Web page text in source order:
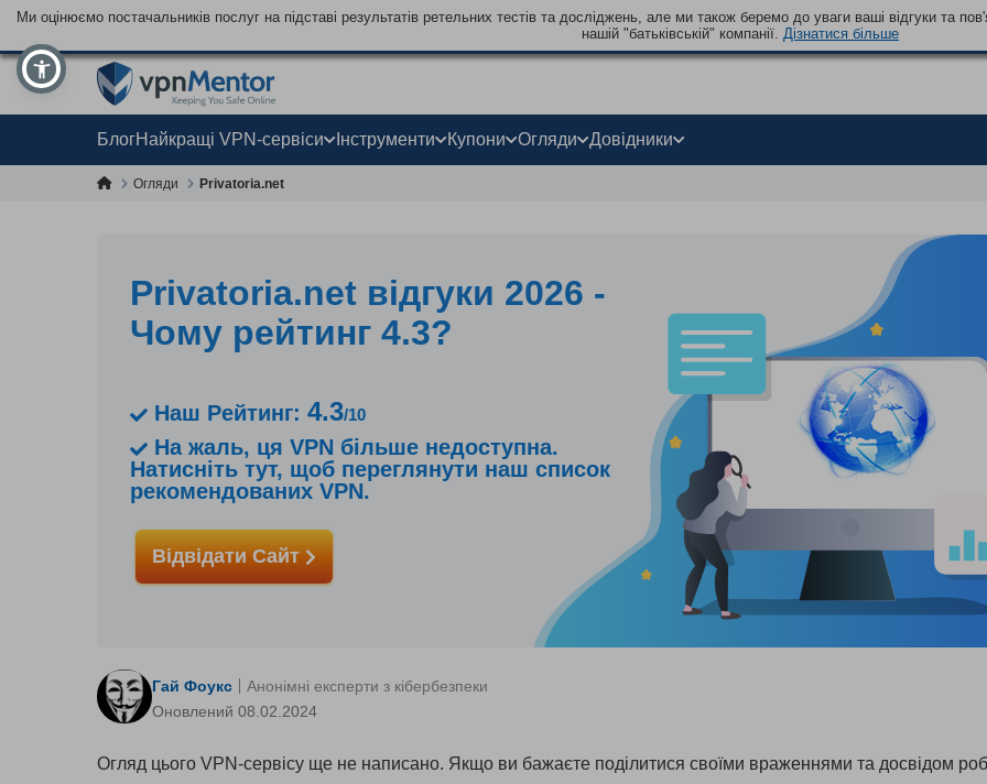
Ми оцінюємо постачальників послуг на підставі результатів ретельних тестів та досліджень, але ми також беремо до уваги ваші відгуки та
нашій "батьківській" компанії. Дізнатися більше
БлогНайкращі VPN-сервіси Інструменти Купони Огляди Довідники
Огляди Privatoria.net
Privatoria.net відгуки 2026 -
Чому рейтинг 4.3?
Наш Рейтинг: 4.3/10
На жаль, ця VPN більше недоступна.
Натисніть тут, щоб переглянути наш список
рекомендованих VPN.
Відвідати Сайт
Гай Фоукс
Оновлений 08.02.2024
Анонімні експерти з кібербезпеки
Огляд цього VPN-сервісу ще не написано. Якщо ви бажаєте поділитися своїми враженнями та досвідом